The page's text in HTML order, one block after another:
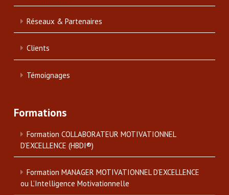
Réseaux & Partenaires
Clients
Témoignages
Formations
Formation COLLABORATEUR MOTIVATIONNEL
D’EXCELLENCE (HBDI®)
Formation MANAGER MOTIVATIONNEL D’EXCELLENCE
ou L’Intelligence Motivationnelle